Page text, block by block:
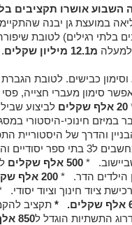
אושרו תקציבים
במועצת גן יבנה
בלתי רגילים) לטובת
למעלה מ12.1 מיליון שקלים
וסימון כבישים. לטובת
סימון מעברי חצייה,
20 אלף שקלים
לביצוע
במיזם חינוכי-היסטורי
והדרך של היסטוריית
לרכישת מחשבים ל3 בתי
* 500 אלף שקלים
הילדים הדר.
* 200 אלף שקלים
ציוד חינוך וציוד יסודי.
* תקציב
התשתיות הוגדל ל850 אלף שקלים.